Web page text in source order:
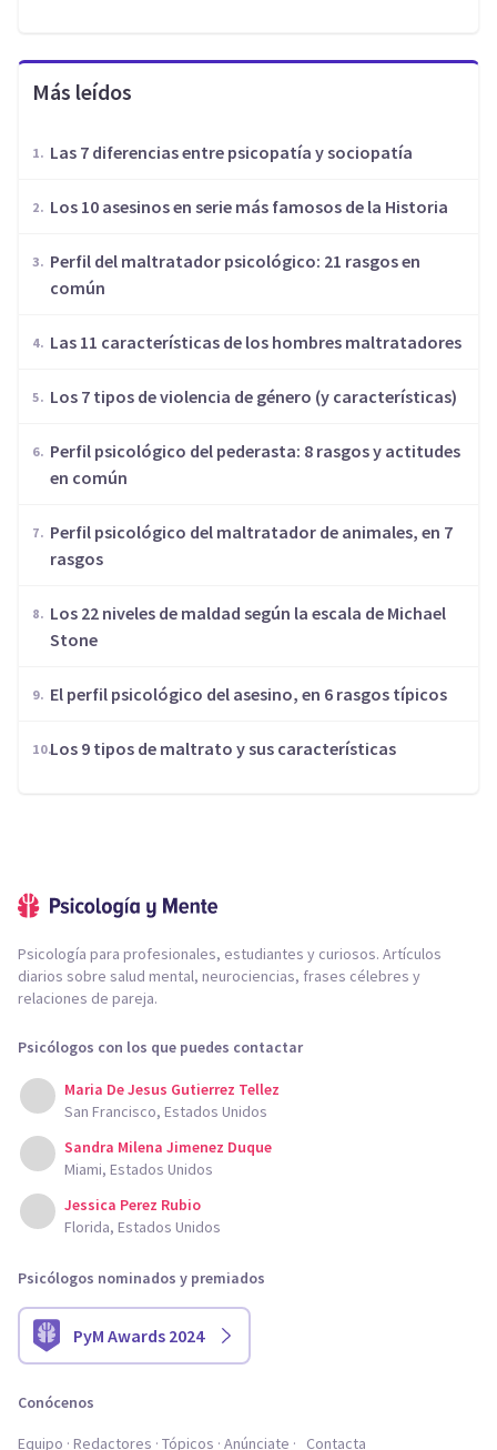
Más leídos
Las 7 diferencias entre psicopatía y sociopatía
Los 10 asesinos en serie más famosos de la Historia
​Perfil del maltratador psicológico: 21 rasgos en
común
Las 11 características de los hombres maltratadores
​Los 7 tipos de violencia de género (y características)
Perfil psicológico del pederasta: 8 rasgos y actitudes
en común
​Perfil psicológico del maltratador de animales, en 7
rasgos
​Los 22 niveles de maldad según la escala de Michael
Stone
El perfil psicológico del asesino, en 6 rasgos típicos
​Los 9 tipos de maltrato y sus características
Psicología para profesionales, estudiantes y curiosos. Artículos
diarios sobre salud mental, neurociencias, frases célebres y
relaciones de pareja.
Psicólogos con los que puedes contactar
Maria De Jesus Gutierrez Tellez
San Francisco, Estados Unidos
Sandra Milena Jimenez Duque
Miami, Estados Unidos
Jessica Perez Rubio
Florida, Estados Unidos
Psicólogos nominados y premiados
PyM Awards 2024
Conócenos
Equipo Redactores Tópicos Anúnciate Contacta